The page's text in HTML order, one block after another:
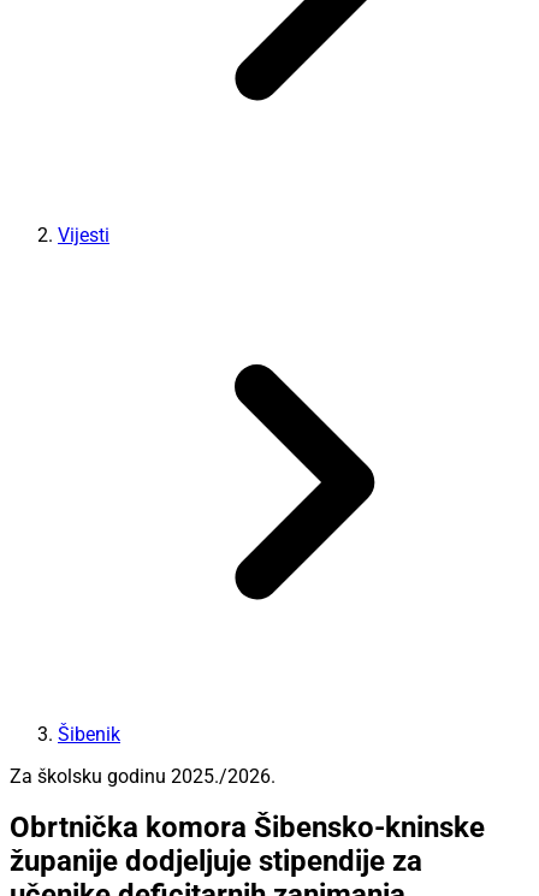
Vijesti
Šibenik
Za školsku godinu 2025./2026.
Obrtnička komora Šibensko-kninske
županije dodjeljuje stipendije za